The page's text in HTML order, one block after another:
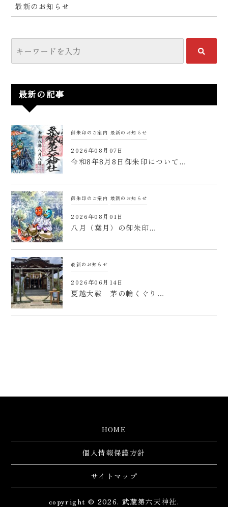
最新のお知らせ
最新の記事
御朱印のご案内 最新のお知らせ
2026年08月07日
令和8年8月8日御朱印について…
御朱印のご案内 最新のお知らせ
2026年08月01日
八月（葉月）の御朱印…
最新のお知らせ
2026年06月14日
夏越大祓 茅の輪くぐり…
HOME
個人情報保護方針
サイトマップ
copyright © 2026. 武蔵第六天神社.